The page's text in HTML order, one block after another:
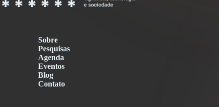
Sobre
Pesquisas
Agenda
Eventos
Blog
Contato